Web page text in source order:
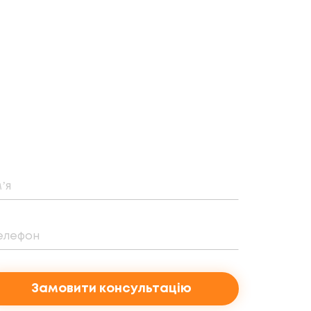
Замовити консультацію